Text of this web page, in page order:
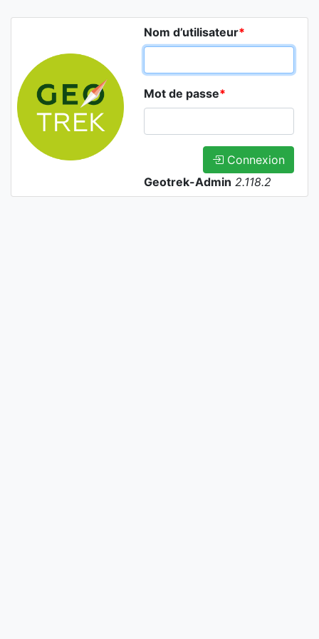
Nom d’utilisateur*
Mot de passe*
Connexion
Geotrek-Admin 2.118.2